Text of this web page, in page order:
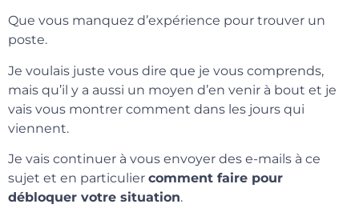
Que vous manquez d’expérience pour trouver un
poste.
Je voulais juste vous dire que je vous comprends,
mais qu’il y a aussi un moyen d’en venir à bout et je
vais vous montrer comment dans les jours qui
viennent.
Je vais continuer à vous envoyer des e-mails à ce
sujet et en particulier comment faire pour
débloquer votre situation.